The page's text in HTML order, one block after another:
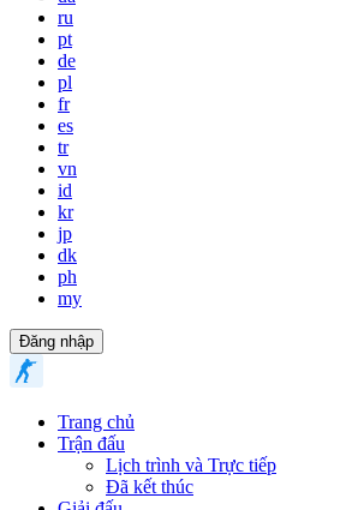
ru
pt
de
pl
fr
es
tr
vn
id
kr
jp
dk
ph
my
Đăng nhập
Trang chủ
Trận đấu
Lịch trình và Trực tiếp
Đã kết thúc